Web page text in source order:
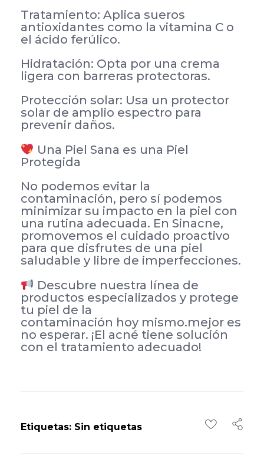
Tratamiento: Aplica sueros
antioxidantes como la vitamina C o
el ácido ferúlico.
Hidratación: Opta por una crema
ligera con barreras protectoras.
Protección solar: Usa un protector
solar de amplio espectro para
prevenir daños.
Una Piel Sana es una Piel
Protegida
No podemos evitar la
contaminación, pero sí podemos
minimizar su impacto en la piel con
una rutina adecuada. En Sinacne,
promovemos el cuidado proactivo
para que disfrutes de una piel
saludable y libre de imperfecciones.
Descubre nuestra línea de
productos especializados y protege
tu piel de la
contaminación hoy mismo.mejor es
no esperar. ¡El acné tiene solución
con el tratamiento adecuado!
Etiquetas: Sin etiquetas